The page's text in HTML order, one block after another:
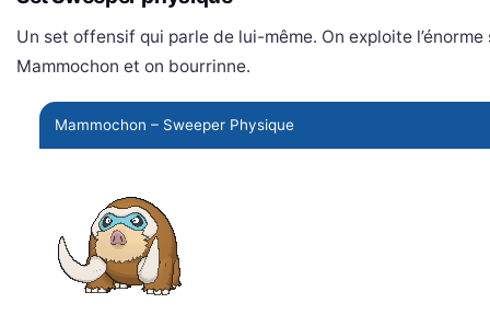
Un set offensif qui parle de lui-même. On exploite
Mammochon et on bourrinne.
Mammochon – Sweeper Physique